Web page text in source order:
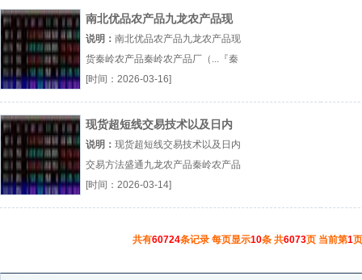
南北优品农产品九龙农产品现
货秦岭农产品
说明： 南北优品农产品九龙农产品现
货秦岭农产品秦岭农产品厂（...『秦
岭农产品』
[时间：2026-03-16]
现货超短线交易技术以及日内
交易方法盛通九龙农产品
说明： 现货超短线交易技术以及日内
交易方法盛通九龙农产品秦岭农产品
厂（...『秦岭农产品』
[时间：2026-03-14]
共有60724条记录 每页显示10条 共6073页 当前第1